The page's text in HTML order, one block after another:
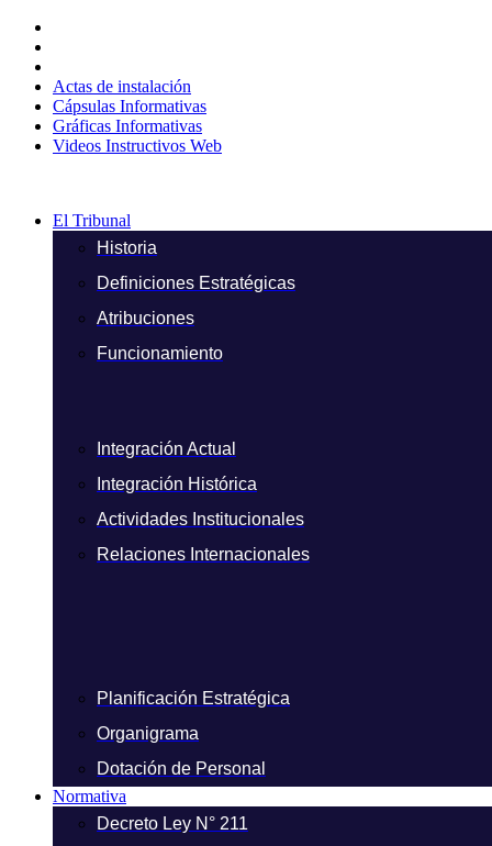
contenido
Actas de instalación
Cápsulas Informativas
Gráficas Informativas
Videos Instructivos Web
El Tribunal
Historia
Definiciones Estratégicas
Atribuciones
Funcionamiento
Integración Actual
Integración Histórica
Actividades Institucionales
Relaciones Internacionales
Planificación Estratégica
Organigrama
Dotación de Personal
Normativa
Decreto Ley N° 211